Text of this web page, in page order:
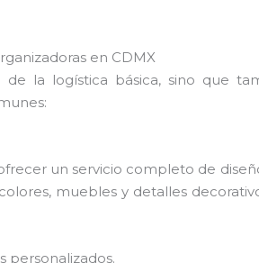
en CDMX
de la logística básica, sino que
un servicio completo de
muebles y detalles
personalizados.